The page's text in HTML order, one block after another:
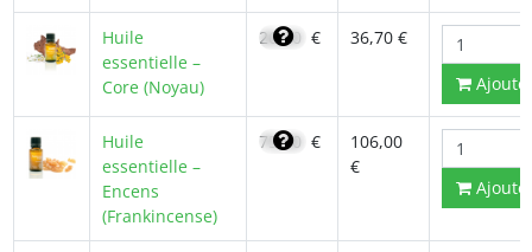
Huile
essentielle –
Core (Noyau)
26,20 € 36,70 €
Huile
essentielle –
Encens
(Frankincense)
75,00 €
106,00
€